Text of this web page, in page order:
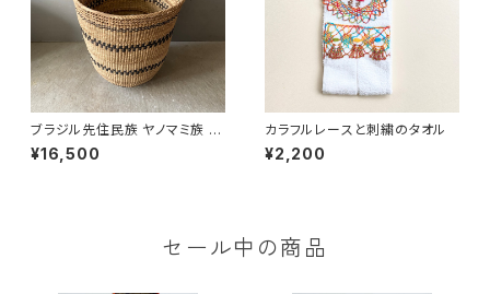
ブラジル先住民族 ヤノマミ族 カ
ゴ '25（４）
¥16,500
カラフルレースと刺繍のタオル
¥2,200
セール中の商品